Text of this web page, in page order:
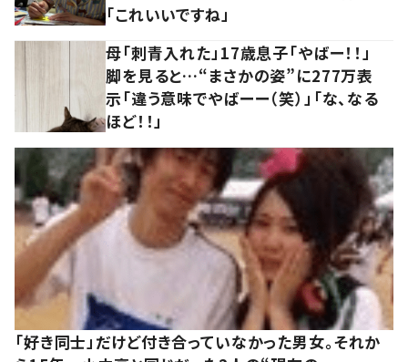
「これいいですね」
母「刺青入れた」17歳息子「やばー！！」
脚を見ると…“まさかの姿”に277万表
示「違う意味でやばーー（笑）」「な、なる
ほど！！」
「好き同士」だけど付き合っていなかった男女。それか